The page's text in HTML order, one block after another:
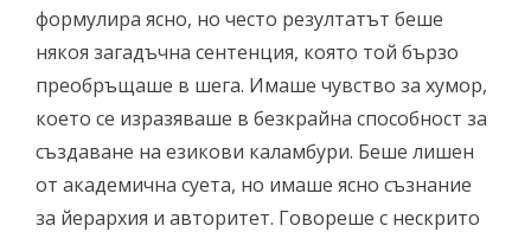
формулира ясно, но често резултатът беше
някоя загадъчна сентенция, която той бързо
преобръщаше в шега. Имаше чувство за хумор,
което се изразяваше в безкрайна способност за
създаване на езикови каламбури. Беше лишен
от академична суета, но имаше ясно съзнание
за йерархия и авторитет. Говореше с нескрито